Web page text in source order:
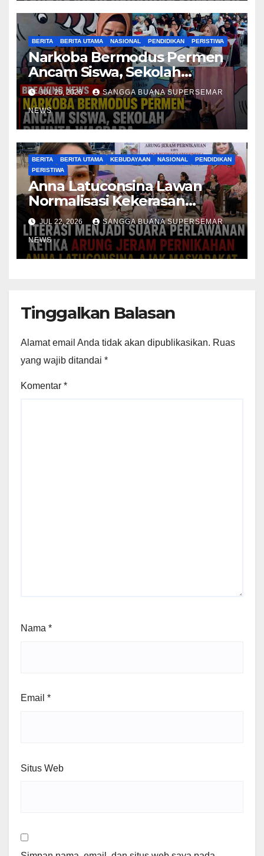
BERITA BERITA UTAMA NASIONAL PENDIDIKAN PERISTIWA
Narkoba Bermodus Permen
Ancam Siswa, Sekolah
Diminta Waspada
JUL 25, 2026 SANGGA BUANA SUPERSEMAR
NEWS
BERITA BERITA UTAMA KEBUDAYAAN NASIONAL
PENDIDIKAN
PERISTIWA
Anna Latuconsina Lawan
Normalisasi Kekerasan
Perempuan
JUL 22, 2026 SANGGA BUANA SUPERSEMAR
NEWS
Tinggalkan Balasan
Alamat email Anda tidak akan dipublikasikan. Ruas
yang wajib ditandai *
Komentar *
Nama *
Email *
Situs Web